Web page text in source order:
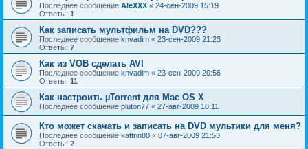
Последнее сообщение AleXXX « 24-сен-2009 15:19
Ответы: 1
Как записать мультфильм на DVD???
Последнее сообщение knvadim « 23-сен-2009 21:23
Ответы: 7
Как из VOB сделать AVI
Последнее сообщение knvadim « 23-сен-2009 20:56
Ответы: 11
Как настроить µTorrent для Мас OS X
Последнее сообщение pluton77 « 27-авг-2009 18:11
Кто может скачать и записать на DVD мультики для меня?
Последнее сообщение kattrin80 « 07-авг-2009 21:53
Ответы: 2